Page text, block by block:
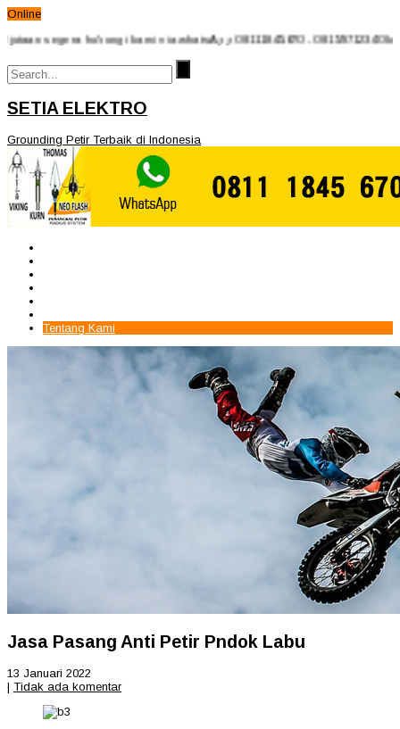
Online
hubungi kami via whatsApp 08111845670 - 08159712340 kami
SETIA ELEKTRO
Grounding Petir Terbaik di Indonesia
Tentang Kami
Jasa Pasang Anti Petir Pndok Labu
13 Januari 2022
| Tidak ada komentar